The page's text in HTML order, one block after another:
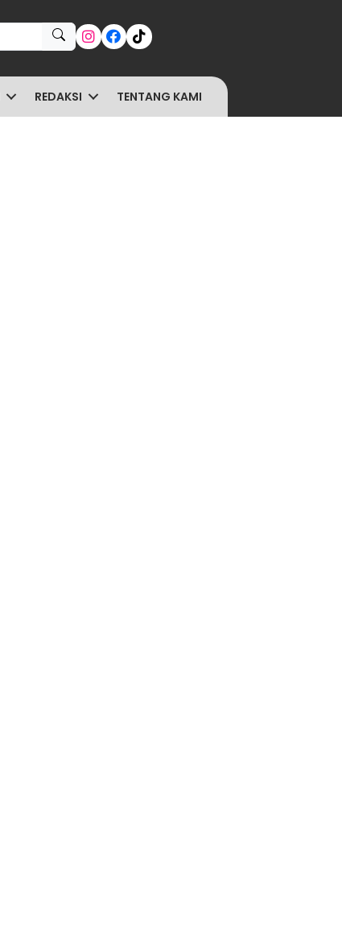
REDAKSI TENTANG KAMI